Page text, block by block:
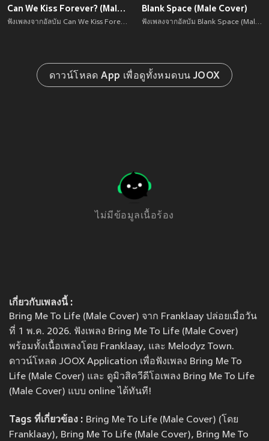
Can We Kiss Forever? (Male Cover)
ฟังเพลงจากอัลบัม Can We Kiss Forever? (Male Cover) เพลงใหม่จาก อัพเดทเพลงใหม่ล่าสุดก่อนใคร ตลอดปี 2021
Blank Space (Male Cover)
ฟังเพลงจากอัลบัม Blank Space (Male Cover) เพลงใหม่จาก อัพเดทเพลงใหม่ล่าสุดก่อนใคร ตลอดปี 2021
ดาวน์โหลด App เพื่อดูทั้งหมดบน JOOX
ไม่มีข้อมูลเนื้อร้อง
เกี่ยวกับเพลงนี้ :
Bring Me To Life (Male Cover) จาก Franklaay ปล่อยเมื่อวัน
ที่ 1 พ.ค. 2026. ฟังเพลง Bring Me To Life (Male Cover)
พร้อมทั้งเนื้อเพลงโดย Franklaay, และ Melodyz Town.
ดาวน์โหลด JOOX Application เพื่อฟังเพลง Bring Me To
Life (Male Cover) และ ดูมิวสิควีดีโอเพลง Bring Me To Life
(Male Cover) แบบ online ได้ทันที!
Tags ที่เกี่ยวข้อง : Bring Me To Life (Male Cover) (โดย
Franklaay), Bring Me To Life (Male Cover), Bring Me To